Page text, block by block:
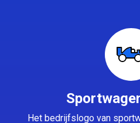
Het bedrijfslogo van